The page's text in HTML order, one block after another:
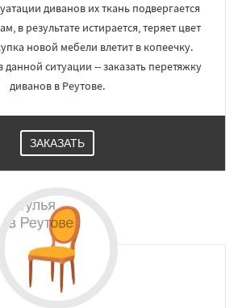
диванов их ткань подвергается
в результате истирается, теряет цвет
новой мебели влетит в копеечку.
ситуации -- заказать перетяжку
диванов в Реутове.
ЗАКАЗАТЬ